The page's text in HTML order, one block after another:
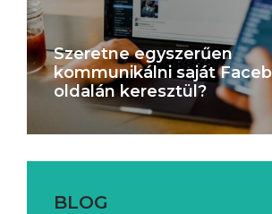
Szeretne egyszerűen
kommunikálni saját
oldalán keresztül?
BLOG